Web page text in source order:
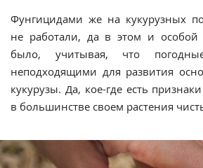
Фунгицидами же на кукурузных
не работали, да в этом и особой
было, учитывая, что
неподходящими для развития
кукурузы. Да, кое-где есть
в большинстве своем растения